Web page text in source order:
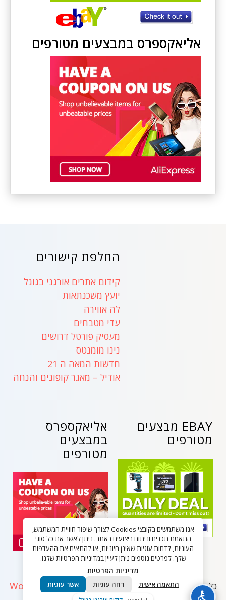
אליאקספרס במבצעים מטורפים
החלפת קישורים
קידום אתרים אורגני בגוגל
יועץ משכנתאות
לה אווירה
עדי מטבחים
מעסיק פורטל דרושים
נינו מומנטס
חדשות המאה ה 21
אודיל – מאגר קופונים והנחה
אליאקספרס
במבצעים
מטורפים
EBAY מבצעים
מטורפים
כל הזכויות שמורות - בלאק פריידי ישראל 2026
WordPress
אנו משתמשים בקובצי Cookies לצורך שיפור חוויית המשתמש,
התאמת תכנים וניתוח ביצועים באתר. ניתן לאשר את כל סוגי
העוגיות, לדחות עוגיות שאינן חיוניות, או להתאים את ההעדפות
שלך. לפרטים נוספים ניתן לעיין במדיניות הפרטיות שלנו.
מדיניות הפרטיות
התאמה אישית דחה עוגיות אשר עוגיות